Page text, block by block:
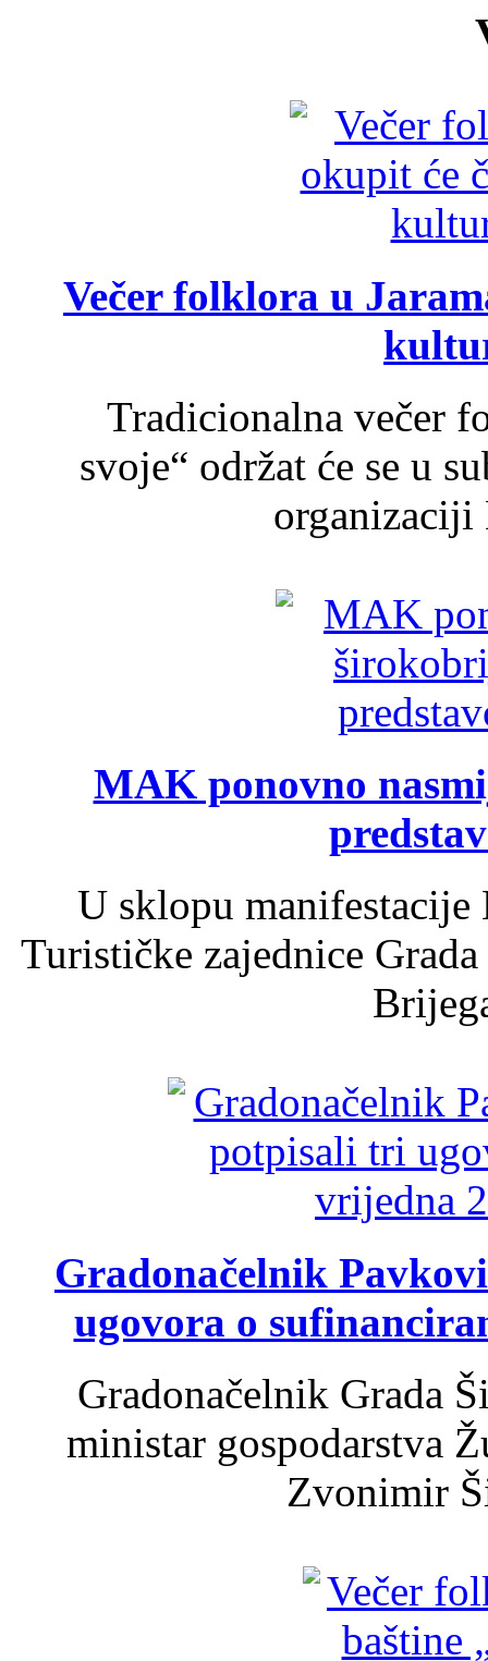
Večer folklora u
Tradicionalna večer
svoje“ održat će se u
organizaciji
MAK ponovno
U sklopu
Turističke zajednice
Gradonačelnik
ugovora o
Gradonačelnik Grada
ministar gospodarstva
Zvonimir